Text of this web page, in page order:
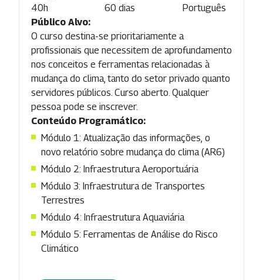
40h
60 dias
Português
Público Alvo:
O curso destina-se prioritariamente a
profissionais que necessitem de aprofundamento
nos conceitos e ferramentas relacionadas à
mudança do clima, tanto do setor privado quanto
servidores públicos. Curso aberto. Qualquer
pessoa pode se inscrever.
Conteúdo Programático:
Módulo 1: Atualização das informações, o
novo relatório sobre mudança do clima (AR6)
Módulo 2: Infraestrutura Aeroportuária
Módulo 3: Infraestrutura de Transportes
Terrestres
Módulo 4: Infraestrutura Aquaviária
Módulo 5: Ferramentas de Análise do Risco
Climático